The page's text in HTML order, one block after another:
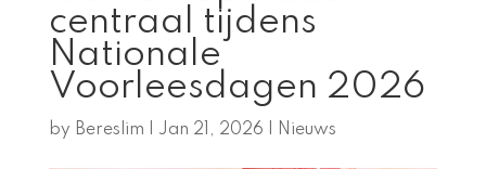
centraal tijdens
Nationale
Voorleesdagen 2026
by Bereslim Jan 21, 2026 Nieuws